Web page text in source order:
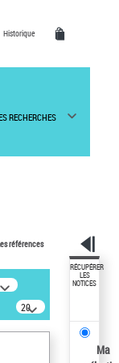
Historique
RECHERCHES
références
20
résultats/page
RÉCUPÉRER
LES
NOTICES
Ma